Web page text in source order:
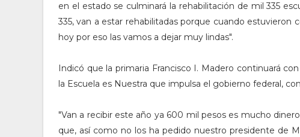
en el estado se culminará la rehabilitación de mil 335
335, van a estar rehabilitadas porque cuando
hoy por eso las vamos a dejar muy lindas".
Indicó que la primaria Francisco I. Madero continuará
la Escuela es Nuestra que impulsa el gobierno federal,
"Van a recibir este año ya 600 mil pesos es mucho
que, así como no los ha pedido nuestro presidente de